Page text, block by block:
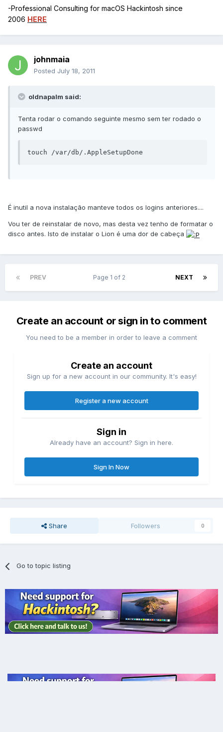
-Professional Consulting for macOS Hackintosh since
2006 HERE
johnmaia
Posted July 18, 2011
oldnapalm said:
Tenta rodar o comando seguinte mesmo sem ter rodado o
passwd
touch /var/db/.AppleSetupDone
É inutil a nova instalação manteve todos os logins anteriores....
Vou ter de reinstalar de novo, mas desta vez tenho de formatar o
disco antes. Isto de instalar o Lion é uma dor de cabeça
PREV NEXT
Page 1 of 2
Create an account or sign in to comment
You need to be a member in order to leave a comment
Create an account
Sign up for a new account in our community. It's easy!
Register a new account
Sign in
Already have an account? Sign in here.
Sign In Now
Share Followers 0
Go to topic listing